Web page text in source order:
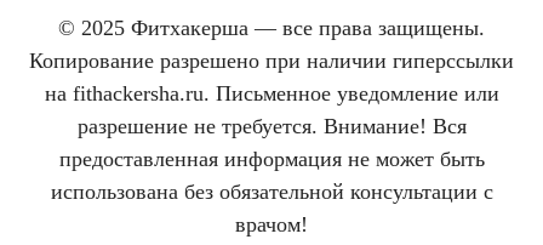
© 2025 Фитхакерша — все права защищены.
Копирование разрешено при наличии гиперссылки
на fithackersha.ru. Письменное уведомление или
разрешение не требуется. Внимание! Вся
предоставленная информация не может быть
использована без обязательной консультации с
врачом!